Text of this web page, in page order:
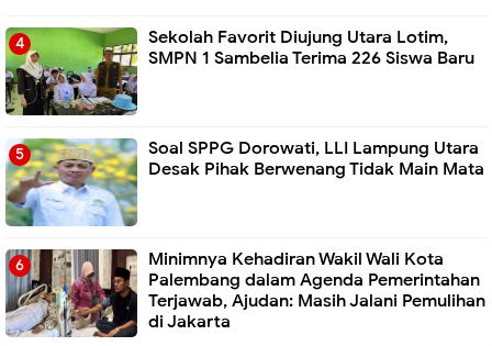
Sekolah Favorit Diujung Utara Lotim,
SMPN 1 Sambelia Terima 226 Siswa Baru ‎
Soal SPPG Dorowati, LLI Lampung Utara
Desak Pihak Berwenang Tidak Main Mata
Minimnya Kehadiran Wakil Wali Kota
Palembang dalam Agenda Pemerintahan
Terjawab, Ajudan: Masih Jalani Pemulihan
di Jakarta